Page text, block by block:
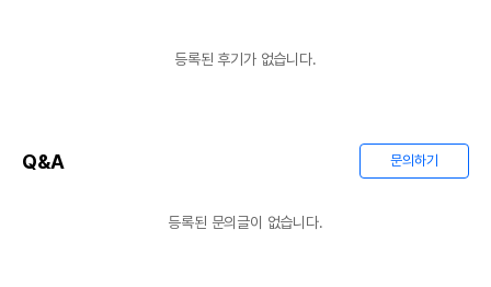
등록된 후기가 없습니다.
Q&A 문의하기
등록된 문의글이 없습니다.